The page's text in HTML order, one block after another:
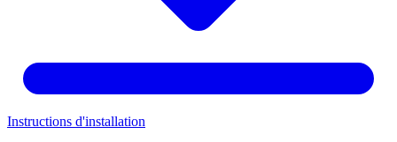
Instructions d'installation